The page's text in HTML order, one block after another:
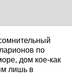
по
дом кое-как
лишь в